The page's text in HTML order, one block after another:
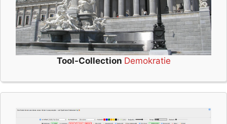
Tool-Collection Demokratie